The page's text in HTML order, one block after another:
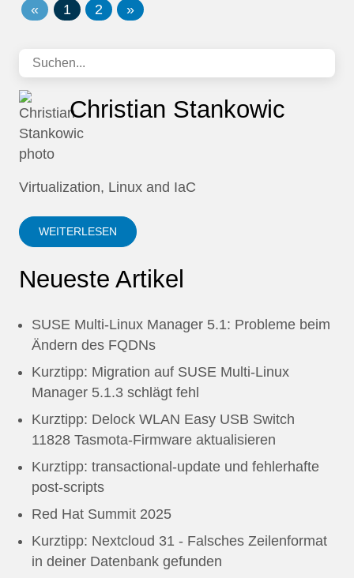
« 1 2 »
Christian Stankowic
Virtualization, Linux and IaC
WEITERLESEN
Neueste Artikel
SUSE Multi-Linux Manager 5.1: Probleme beim
Ändern des FQDNs
Kurztipp: Migration auf SUSE Multi-Linux
Manager 5.1.3 schlägt fehl
Kurztipp: Delock WLAN Easy USB Switch
11828 Tasmota-Firmware aktualisieren
Kurztipp: transactional-update und fehlerhafte
post-scripts
Red Hat Summit 2025
Kurztipp: Nextcloud 31 - Falsches Zeilenformat
in deiner Datenbank gefunden